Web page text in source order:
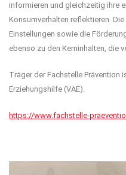
informieren und gleichzeitig ihre
Konsumverhalten reflektieren.
Einstellungen sowie die
ebenso zu den Kerninhalten, die
Träger der Fachstelle Prävention
Erziehungshilfe (VAE).
https://www.fachstelle-